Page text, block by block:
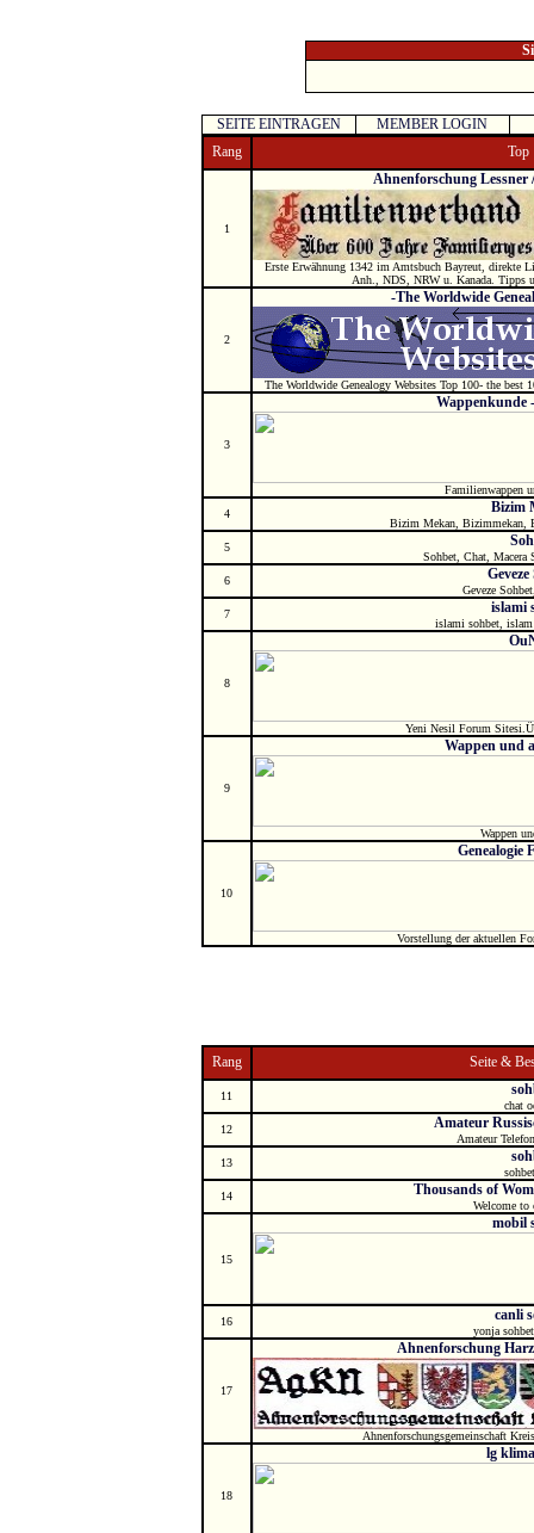
SEITE EINTRAGEN
MEMBER LOGIN
Rang
Top
1
Ahnenforschung Lessner
Erste Erwähnung 1342 im Amtsbuch Bayreut, direkte
Anh., NDS, NRW u. Kanada. Tipps
2
-The Worldwide
The Worldwide Genealogy Websites Top 100- the
3
Wappenkunde
Familienwappen
4
Bizim
Bizim Mekan, Bizimmekan,
5
Sohbet, Chat, Macera
6
Geveze
7
islami
islami sohbet,
8
Yeni Nesil Forum
9
Wappen und
Wappen
10
Genealogie
Vorstellung der aktuellen
Rang Seite &
11
chat
12
Amateur
Amateur
13
14
Thousands of
Welcome to
15
mobil
16 canli
yonja
17
Ahnenforschung
Ahnenforschungsgemeinschaft
18
lg